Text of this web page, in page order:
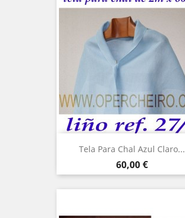
Tela Para Chal Azul Claro...
Precio
60,00 €